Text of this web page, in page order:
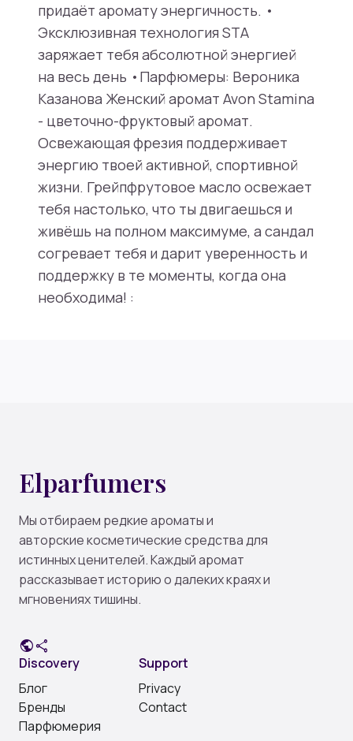
придаёт аромату энергичность. •
Эксклюзивная технология STA
заряжает тебя абсолютной энергией
на весь день •Парфюмеры: Вероника
Казанова Женский аромат Avon Stamina
- цветочно-фруктовый аромат.
Освежающая фрезия поддерживает
энергию твоей активной, спортивной
жизни. Грейпфрутовое масло освежает
тебя настолько, что ты двигаешься и
живёшь на полном максимуме, а сандал
согревает тебя и дарит уверенность и
поддержку в те моменты, когда она
необходима! :
Elparfumers
Мы отбираем редкие ароматы и
авторские косметические средства для
истинных ценителей. Каждый аромат
рассказывает историю о далеких краях и
мгновениях тишины.
publicshare
Discovery
Блог
Бренды
Парфюмерия
Support
Privacy
Contact